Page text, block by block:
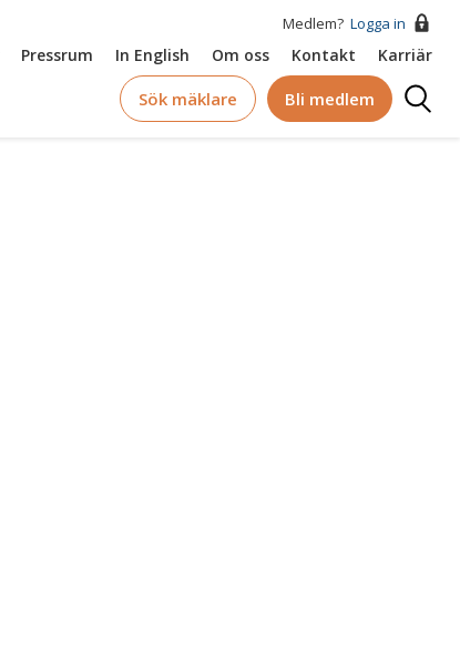
Medlem? Logga in
Pressrum In English Om oss Kontakt Karriär
Sök mäklare Bli medlem
Logga